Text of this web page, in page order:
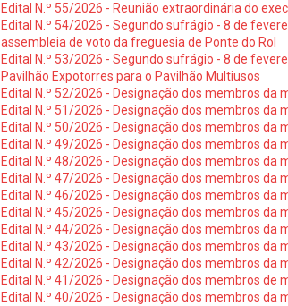
Edital N.º 55/2026 - Reunião extraordinária do
Edital N.º 54/2026 - Segundo sufrágio - 8 de
assembleia de voto da freguesia de Ponte do Rol
Edital N.º 53/2026 - Segundo sufrágio - 8 de
Pavilhão Expotorres para o Pavilhão Multiusos
Edital N.º 52/2026 - Designação dos membros da
Edital N.º 51/2026 - Designação dos membros da
Edital N.º 50/2026 - Designação dos membros da
Edital N.º 49/2026 - Designação dos membros da
Edital N.º 48/2026 - Designação dos membros da
Edital N.º 47/2026 - Designação dos membros da
Edital N.º 46/2026 - Designação dos membros da
Edital N.º 45/2026 - Designação dos membros da
Edital N.º 44/2026 - Designação dos membros da
Edital N.º 43/2026 - Designação dos membros da
Edital N.º 42/2026 - Designação dos membros da
Edital N.º 41/2026 - Designação dos membros de
Edital N.º 40/2026 - Designação dos membros da